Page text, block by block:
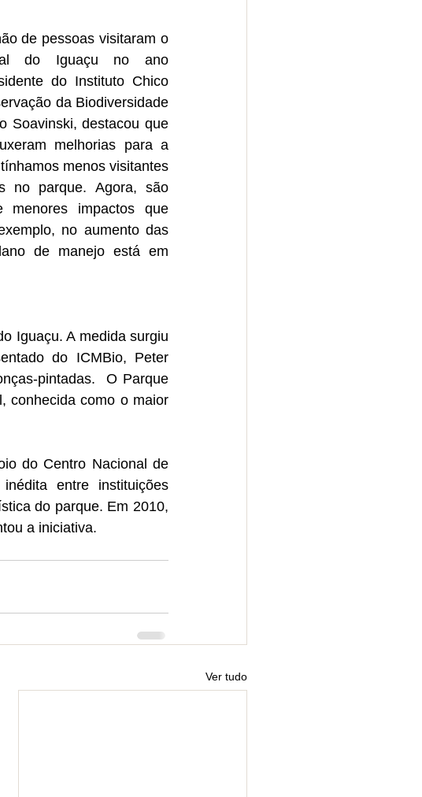
de pessoas visitaram o
do Iguaçu no ano
do Instituto Chico
da Biodiversidade
Soavinski, destacou que
melhorias para a
menos visitantes
no parque. Agora, são
menores impactos que
no aumento das
de manejo está em
Iguaçu. A medida surgiu
do ICMBio, Peter
pintadas.  O Parque
conhecida como o maior
do Centro Nacional de
entre instituições
do parque. Em 2010,
a iniciativa.
Ver tudo